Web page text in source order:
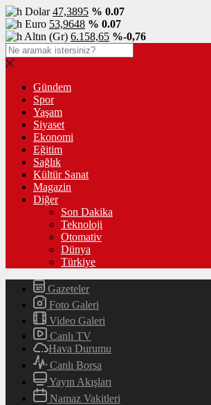
Dolar47,3895 % 0.07
Euro 53,9648 % 0.07
Altın (Gr) 6.158,65 %-0,76
Gündem
Spor
Yaşam
Siyaset
Ekonomi
Eğitim
Sağlık
Kültür Sanat
Magazin
Diğer
Son Dakika
Teknoloji
Otomativ
Dünya
Türkiye
Gazeteler
Foto Galeri
Video Galeri
Canlı TV
Hava Durumu
Canlı Borsa
Yayın Akışları
Namaz Vakitleri